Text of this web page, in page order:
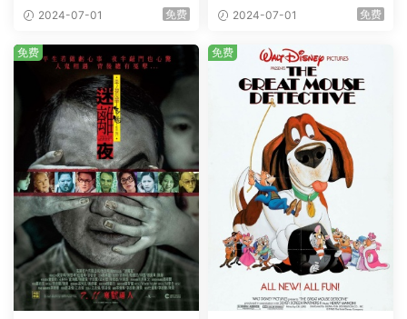
S-HD MA5.1-shhaclm@CHD
2024-07-01 免费
@HDHome [BDISO 19.7GB]
2024-07-01 免费
免费 免费